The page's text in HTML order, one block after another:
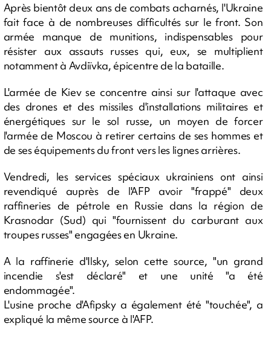
Après bientôt deux ans de combats acharnés, l'Ukraine
fait face à de nombreuses difficultés sur le front. Son
armée manque de munitions, indispensables pour
résister aux assauts russes qui, eux, se multiplient
notamment à Avdiïvka, épicentre de la bataille.
L'armée de Kiev se concentre ainsi sur l'attaque avec
des drones et des missiles d'installations militaires et
énergétiques sur le sol russe, un moyen de forcer
l'armée de Moscou à retirer certains de ses hommes et
de ses équipements du front vers les lignes arrières.
Vendredi, les services spéciaux ukrainiens ont ainsi
revendiqué auprès de l'AFP avoir "frappé" deux
raffineries de pétrole en Russie dans la région de
Krasnodar (Sud) qui "fournissent du carburant aux
troupes russes" engagées en Ukraine.
A la raffinerie d'Ilsky, selon cette source, "un grand
incendie s'est déclaré" et une unité "a été
endommagée".
L'usine proche d'Afipsky a également été "touchée", a
expliqué la même source à l'AFP.